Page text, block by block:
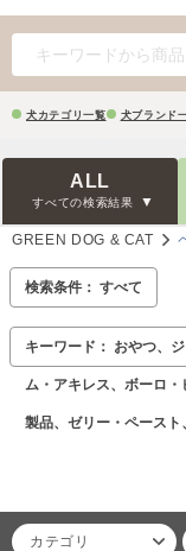
犬カテゴリ一覧 犬ブランド
ALL
すべての検索結果
GREEN DOG & CAT
検索条件： すべて
キーワード： おやつ、
ム・アキレス、ボーロ
製品、ゼリー・ペースト
カテゴリ